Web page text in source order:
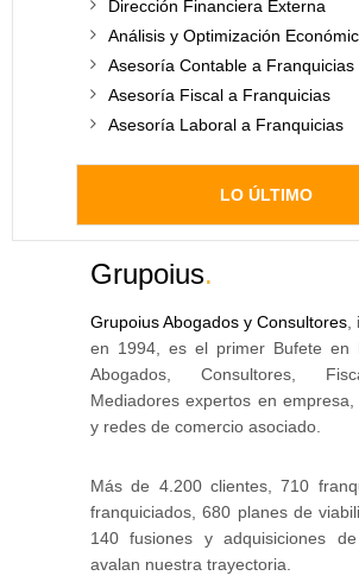
Dirección Financiera Externa
Análisis y Optimización
Asesoría Contable a Franquicias
Asesoría Fiscal a Franquicias
Asesoría Laboral a Franquicias
LO ÚLTIMO
Grupoius.
Grupoius Abogados y Consultores
en 1994, es el primer Bufete en
Abogados, Consultores,
Mediadores expertos en empresa,
y redes de comercio asociado.
Más de 4.200 clientes, 710
franquiciados, 680 planes de
140 fusiones y adquisiciones
avalan nuestra trayectoria.